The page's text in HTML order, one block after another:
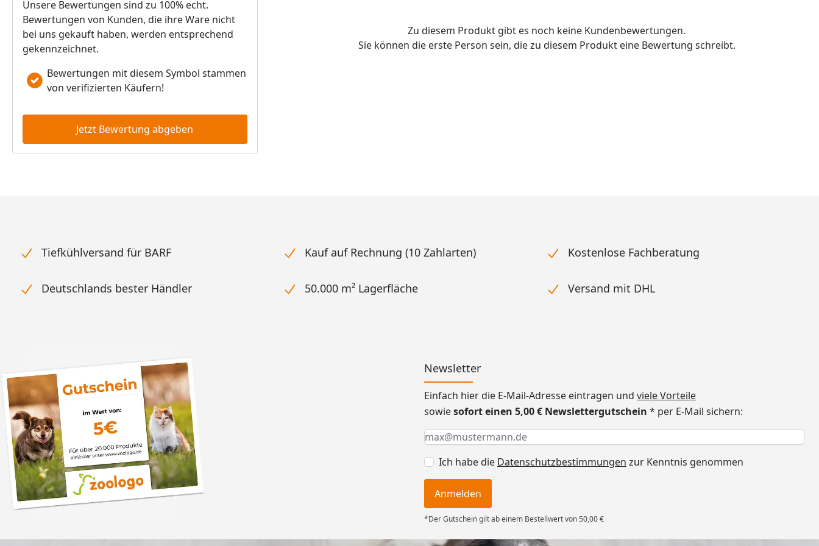
Unsere Bewertungen sind zu 100% echt.
Bewertungen von Kunden, die ihre Ware nicht
bei uns gekauft haben, werden entsprechend
gekennzeichnet.
Bewertungen mit diesem Symbol stammen
von verifizierten Käufern!
Jetzt Bewertung abgeben
Zu diesem Produkt gibt es noch keine Kundenbewertungen.
Sie können die erste Person sein, die zu diesem Produkt eine Bewertung schreibt.
Tiefkühlversand für BARF Kauf auf Rechnung (10 Zahlarten) Kostenlose Fachberatung
Deutschlands bester Händler 50.000 m² Lagerfläche Versand mit DHL
Newsletter
Einfach hier die E-Mail-Adresse eintragen und viele Vorteile
sowiesofort einen 5,00 € Newslettergutschein * per E-Mail sichern:
Keine Eingabe erforderlich
Eingabe erforderlich
E-Mail *
Ich habe die Datenschutzbestimmungen zur Kenntnis genommen
Anmelden
*Der Gutschein gilt ab einem Bestellwert von 50,00 €